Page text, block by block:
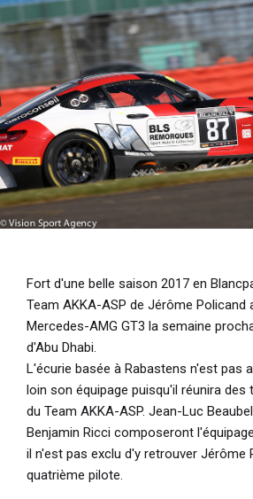
p
a
l
Fort d'une belle saison 2017 en
Team AKKA-ASP de Jérôme Policand
Mercedes-AMG GT3 la semaine
d'Abu Dhabi.
L'écurie basée à Rabastens n'est pas
loin son équipage puisqu'il réunira des
du Team AKKA-ASP. Jean-Luc
Benjamin Ricci composeront
il n'est pas exclu d'y retrouver Jérôme
quatrième pilote.